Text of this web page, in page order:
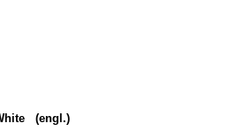
(engl.)